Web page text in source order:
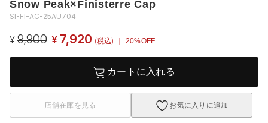
Snow Peak×Finisterre Cap
SI-FI-AC-25AU704
¥ 9,900 ¥ 7,920 (税込) ｜ 20%OFF
カートに入れる
店舗在庫を見る お気に入りに追加